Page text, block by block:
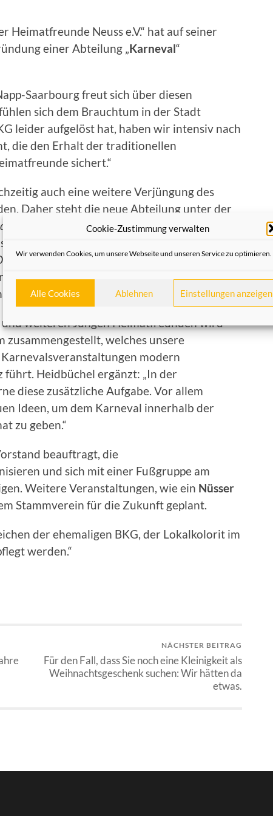
Cookie-Zustimmung verwalten
Wir verwenden Cookies, um unsere Webseite und unseren Service zu optimieren.
Alle Cookies Ablehnen Einstellungen anzeigen
Heimatfreunde Neuss e.V.“ hat auf seiner
einer Abteilung „ Karneval“
Saarbourg freut sich über diesen
sich dem Brauchtum in der Stadt
leider aufgelöst hat, haben wir intensiv nach
die den Erhalt der traditionellen
sichert.“
auch eine weitere Verjüngung des
Daher steht die neue Abteilung unter der
, dem 24-jährigem Geschäftsführer des
wird die Gruppe federführend durch den
Jens Hartmannbegleitet: „Als ehemaliges
ist es mir eine Herzensangelegenheit den
Heimatfreunde zu begleiten.“
weiteren Jungen Heimatfreunden wird
zusammengestellt, welches unsere
modern
Heidbüchel ergänzt: „In der
diese zusätzliche Aufgabe. Vor allem
Ideen, um dem Karneval innerhalb der
zu geben.“
beauftragt, die
und sich mit einer Fußgruppe am
Weitere Veranstaltungen, wie ein Nüsser
Stammverein für die Zukunft geplant.
der ehemaligen BKG, der Lokalkolorit im
werden.“
NÄCHSTER BEITRAG
Für den Fall, dass Sie noch eine Kleinigkeit als
Weihnachtsgeschenk suchen: Wir hätten da
etwas.